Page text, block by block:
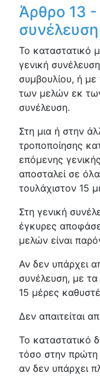
Άρθρο 13 -
συνέλευση
Το καταστατικό
γενική
συμβουλίου, ή
των μελών εκ
συνέλευση.
Στη μια ή στην
τροποποίησης
επόμενης
αποσταλεί σε
τουλάχιστον 15
Στη γενική
έγκυρες
μελών είναι
Αν δεν υπάρχει
συνέλευση, με τα
15 μέρες
Δεν απαιτείται
Το καταστατικό
τόσο στην πρώτη
αν δεν υπάρχει